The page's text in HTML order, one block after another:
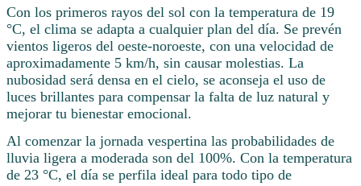
Con los primeros rayos del sol con la temperatura de 19
°C, el clima se adapta a cualquier plan del día. Se prevén
vientos ligeros del oeste-noroeste, con una velocidad de
aproximadamente 5 km/h, sin causar molestias. La
nubosidad será densa en el cielo, se aconseja el uso de
luces brillantes para compensar la falta de luz natural y
mejorar tu bienestar emocional.
Al comenzar la jornada vespertina las probabilidades de
lluvia ligera a moderada son del 100%. Con la temperatura
de 23 °C, el día se perfila ideal para todo tipo de